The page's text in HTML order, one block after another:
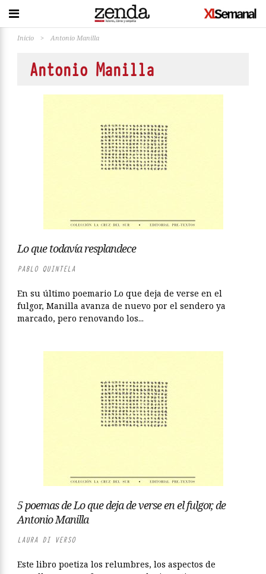
Inicio > Antonio Manilla
Antonio Manilla
Lo que todavía resplandece
PABLO QUINTELA
En su último poemario Lo que deja de verse en el
fulgor, Manilla avanza de nuevo por el sendero ya
marcado, pero renovando los...
5 poemas de Lo que deja de verse en el fulgor, de
Antonio Manilla
LAURA DI VERSO
Este libro poetiza los relumbres, los aspectos de